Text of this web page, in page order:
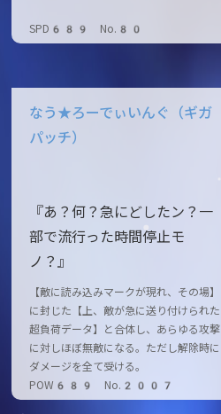
SPD689 No.80
なう★ろーでぃいんぐ（ギガ
パッチ）
『あ？何？急にどしたン？一
部で流行った時間停止モ
ノ？』
【敵に読み込みマークが現れ、その場】
に封じた【上、敵が急に送り付けられた
超負荷データ】と合体し、あらゆる攻撃
に対しほぼ無敵になる。ただし解除時に
ダメージを全て受ける。
POW689 No.2007